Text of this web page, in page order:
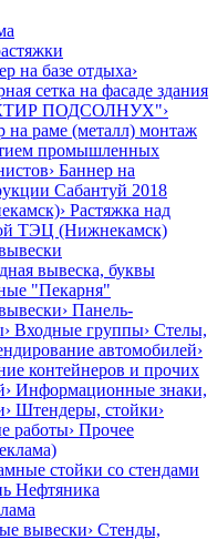
на базе отдыха›
сетка на фасаде здания
ПОДСОЛНУХ"›
на раме (металл) монтаж
промышленных
› Баннер на
Сабантуй 2018
› Растяжка над
ТЭЦ (Нижнекамск)
вывеска, буквы
"Пекарня"
› Панель-
› Входные группы› Стелы,
автомобилей›
контейнеров и прочих
› Информационные знаки,
› Штендеры, стойки›
работы› Прочее
стойки со стендами
Нефтяника
вывески› Стенды,